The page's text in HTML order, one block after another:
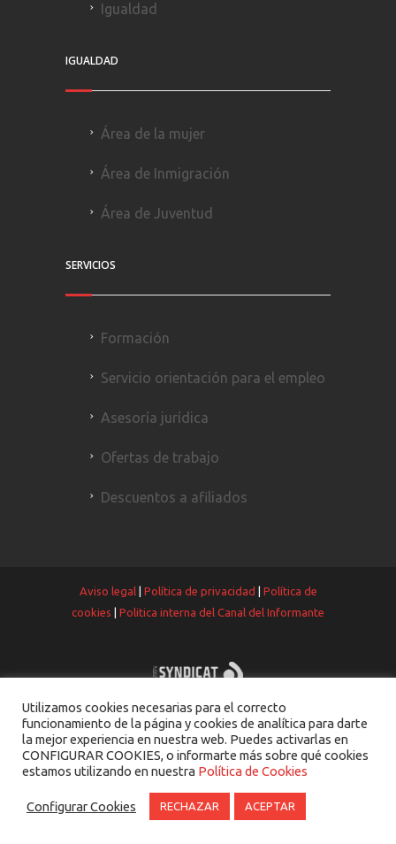
Igualdad
IGUALDAD
Área de la mujer
Área de Inmigración
Área de Juventud
SERVICIOS
Formación
Servicio orientación para el empleo
Asesoría jurídica
Ofertas de trabajo
Descuentos a afiliados
Aviso legal| Política de privacidad
Política de
cookies
Politica interna del Canal del Informante
Utilizamos cookies necesarias para el correcto
funcionamiento de la página y cookies de analítica para darte
la mejor experiencia en nuestra web. Puedes activarlas en
CONFIGURAR COOKIES, o informarte más sobre qué cookies
estamos utilizando en nuestra Política de Cookies
Configurar Cookies RECHAZAR ACEPTAR